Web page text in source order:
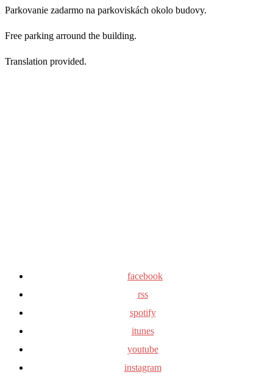
Parkovanie zadarmo na parkoviskách okolo budovy.
Free parking arround the building.
Translation provided.
facebook
rss
spotify
itunes
youtube
instagram